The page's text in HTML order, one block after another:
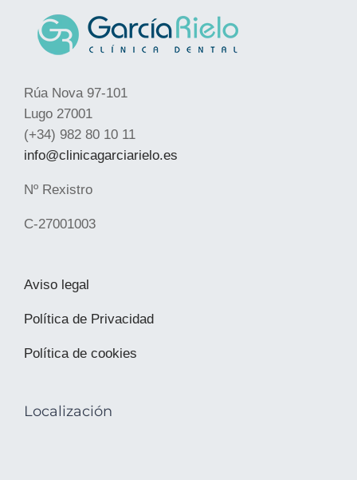
Rúa Nova 97-101
Lugo 27001
(+34) 982 80 10 11
info@clinicagarciarielo.es
Nº Rexistro
C-27001003
Aviso legal
Política de Privacidad
Política de cookies
Localización